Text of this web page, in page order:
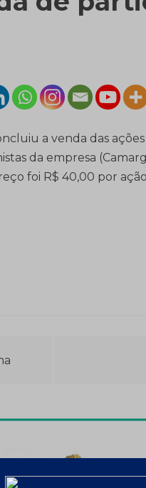
a venda das
da empresa
foi R$ 40,00 por